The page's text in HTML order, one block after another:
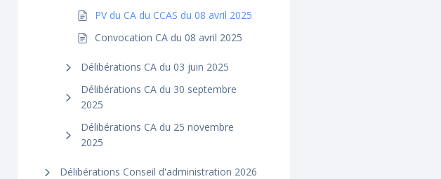
PV du CA du CCAS du 08 avril 2025
Convocation CA du 08 avril 2025
Délibérations CA du 03 juin 2025
Délibérations CA du 30 septembre
2025
Délibérations CA du 25 novembre
2025
Délibérations Conseil d'administration 2026